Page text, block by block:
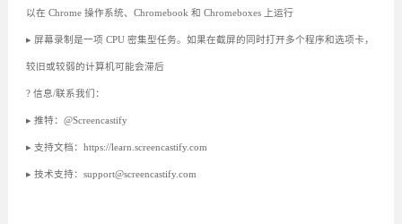
以在 Chrome 操作系统、Chromebook 和 Chromeboxes 上运行
▸ 屏幕录制是一项 CPU 密集型任务。如果在截屏的同时打开多个程序和选项卡，
较旧或较弱的计算机可能会滞后
? 信息/联系我们：
▸ 推特：@Screencastify
▸ 支持文档：https://learn.screencastify.com
▸ 技术支持：support@screencastify.com